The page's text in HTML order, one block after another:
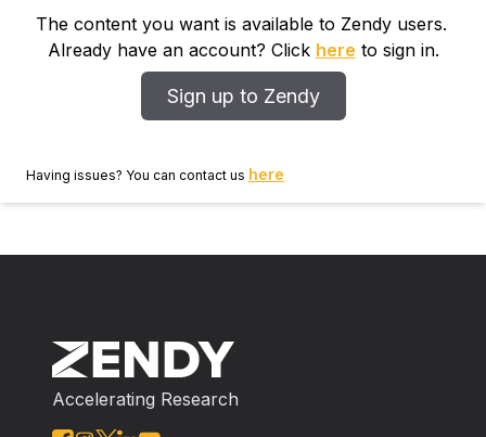
Iberoamericano de derechos Humanos Francisco
Suárez S.J, donde los estudiantes realizaron una
investigación profunda del tema y practicaron sus
capacidades orales, defendiendo a un Estado
hipotético en una reclamación de varias comunidades
frente a la construcción de una represa.
The content you want is available to Zendy users.
Already have an account? Click here to sign in.
Sign up to Zendy
Having issues? You can contact us here
Accelerating Research